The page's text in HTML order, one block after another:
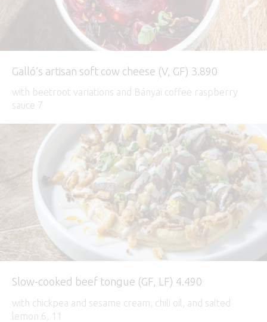
Galló’s artisan soft cow cheese (V, GF) 3.890
with beetroot variations and Bányai coffee raspberry
sauce 7
Slow-cooked beef tongue (GF, LF) 4.490
with chickpea and sesame cream, chili oil, and salted
lemon 6, 11